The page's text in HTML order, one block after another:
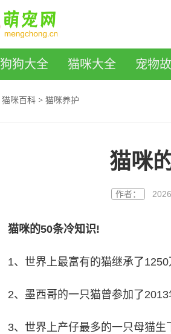
狗狗大全 猫咪大全 宠物
猫咪百科 猫咪养护
猫咪
作者：
猫咪的50条冷知识!
1、世界上最富有的猫继承了
2、墨西哥的一只猫曾参加了2013
3、世界上产仔最多的一只母猫生